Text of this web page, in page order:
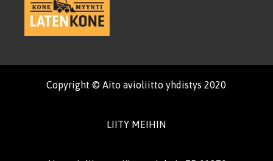
Copyright © Aito avioliitto yhdistys 2020
LIITY MEIHIN